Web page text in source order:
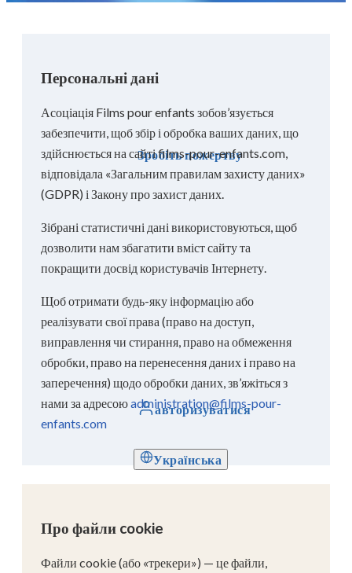
Зробіть пожертву
авторизуватися
Українська
Персональні дані
Асоціація Films pour enfants зобов’язується
забезпечити, щоб збір і обробка ваших даних, що
здійснюється на сайті films-pour-enfants.com,
відповідала «Загальним правилам захисту даних»
(GDPR) і Закону про захист даних.
Зібрані статистичні дані використовуються, щоб
дозволити нам збагатити вміст сайту та
покращити досвід користувачів Інтернету.
Щоб отримати будь-яку інформацію або
реалізувати свої права (право на доступ,
виправлення чи стирання, право на обмеження
обробки, право на перенесення даних і право на
заперечення) щодо обробки даних, зв’яжіться з
нами за адресоюadministration@films-pour-
enfants.com
Про файли cookie
Файли cookie (або «трекери») — це файли,